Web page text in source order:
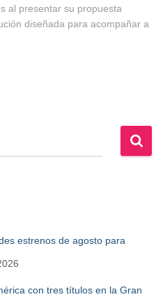
al presentar su propuesta
diseñada para acompañar a
estrenos de agosto para
con tres títulos en la Gran